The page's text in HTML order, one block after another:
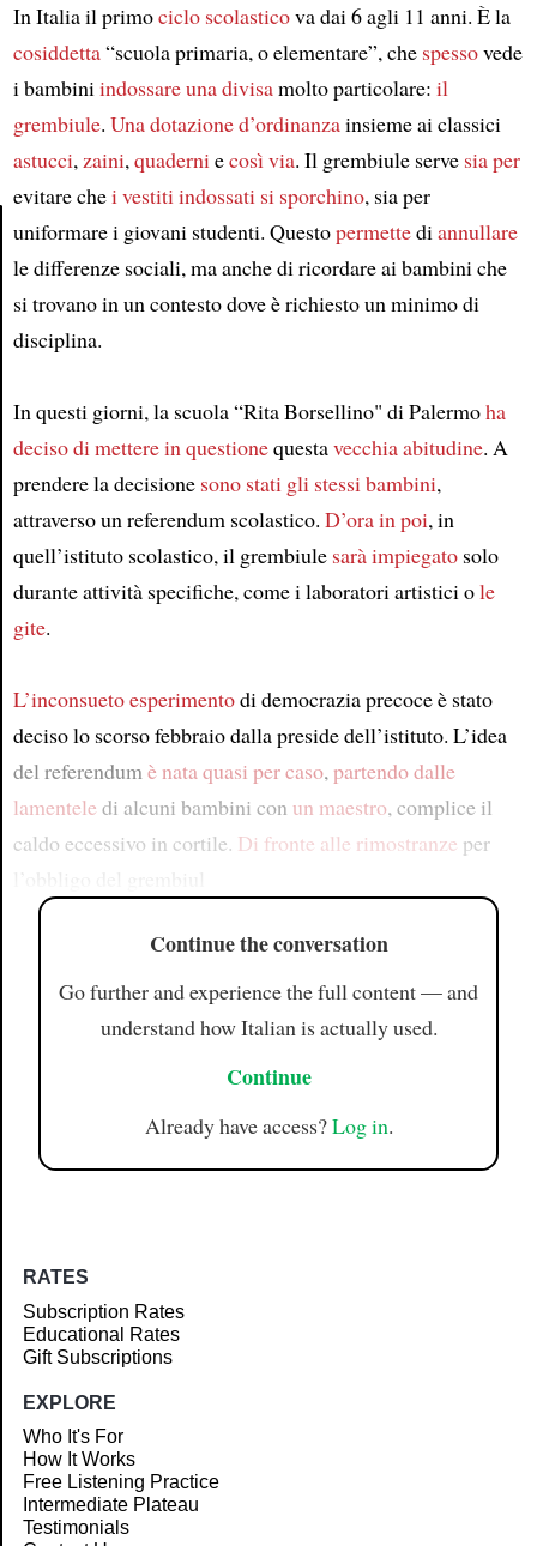
Article
In Italia il primociclo scolasticova dai 6 agli 11 anni. È la
cosiddetta“scuola primaria, o elementare”, che spessovede
i bambiniindossareuna divisamolto particolare: il
grembiule. Una dotazione d’ordinanzainsieme ai classici
astucci,zaini,quaderniecosì via. Il grembiule serve sia per
evitare chei vestiti indossati si sporchino, sia per
uniformare i giovani studenti. Questopermettediannullare
le differenze sociali, ma anche di ricordare ai bambini che
si trovano in un contesto dove è richiesto un minimo di
disciplina.
In questi giorni, la scuola “Rita Borsellino" di Palermoha
deciso di mettere in questionequestavecchia abitudine. A
prendere la decisione sono stati gli stessi bambini,
attraverso un referendum scolastico. D’ora in poi, in
quell’istituto scolastico, il grembiule sarà impiegatosolo
durante attività specifiche, come i laboratori artistici ole
gite.
L’inconsueto esperimentodi democrazia precoce è stato
deciso lo scorso febbraio dalla preside dell’istituto. L’idea
del referendumè nata quasi per caso,partendo dalle
lamentele di alcuni bambini con un maestro, complice il
caldo eccessivo in cortile. Di fronte alle rimostranze per
Continue the conversation
Go further and experience the full content — and
understand how Italian is actually used.
Continue
Already have access?Log in.
RATES
Subscription Rates
Educational Rates
Gift Subscriptions
EXPLORE
Who It's For
How It Works
Free Listening Practice
Intermediate Plateau
Testimonials